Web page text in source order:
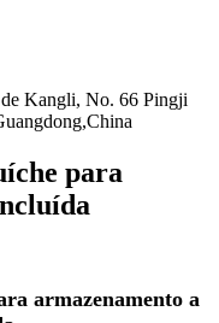
Kangli, No. 66 Pingji
para
armazenamento a